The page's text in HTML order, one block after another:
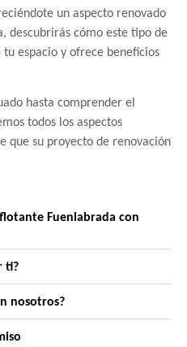
un aspecto renovado
descubrirás cómo este tipo de
espacio y ofrece beneficios
hasta comprender el
todos los aspectos
que su proyecto de renovación
Fuenlabrada con
ti?
nosotros?